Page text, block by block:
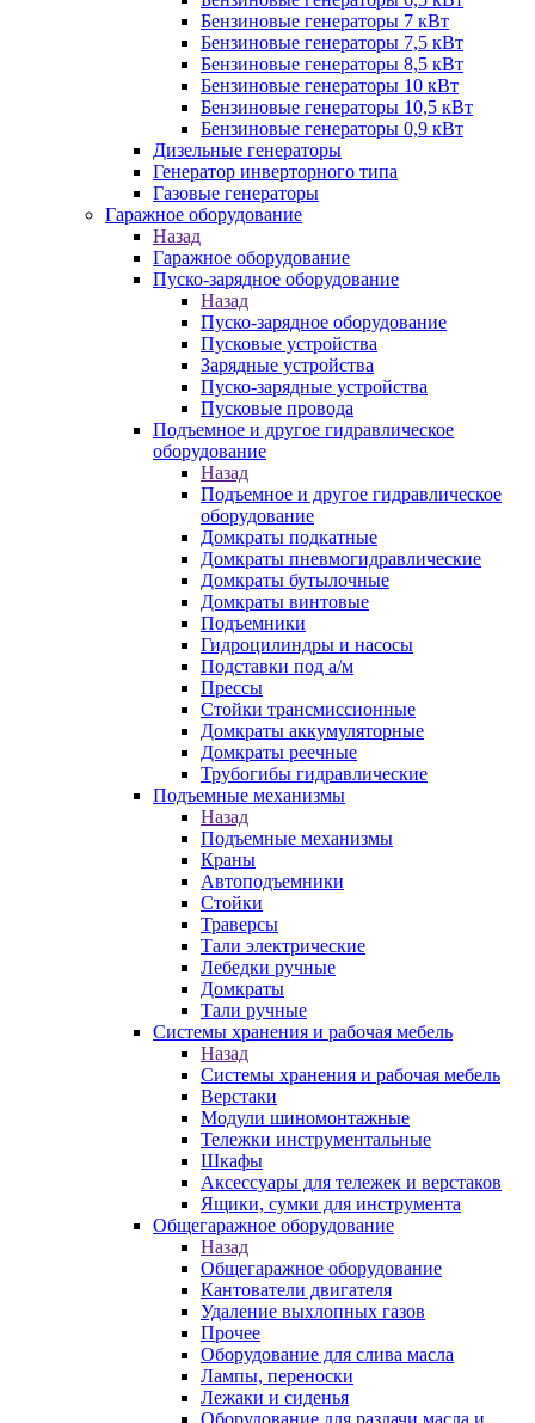
Бензиновые генераторы 7 кВт
Бензиновые генераторы 7,5 кВт
Бензиновые генераторы 8,5 кВт
Бензиновые генераторы 10 кВт
Бензиновые генераторы 10,5 кВт
Бензиновые генераторы 0,9 кВт
Дизельные генераторы
Генератор инверторного типа
Газовые генераторы
Гаражное оборудование
Назад
Гаражное оборудование
Пуско-зарядное оборудование
Назад
Пуско-зарядное оборудование
Пусковые устройства
Зарядные устройства
Пуско-зарядные устройства
Пусковые провода
Подъемное и другое гидравлическое
оборудование
Назад
Подъемное и другое гидравлическое
оборудование
Домкраты подкатные
Домкраты пневмогидравлические
Домкраты бутылочные
Домкраты винтовые
Подъемники
Гидроцилиндры и насосы
Подставки под а/м
Прессы
Стойки трансмиссионные
Домкраты аккумуляторные
Домкраты реечные
Трубогибы гидравлические
Подъемные механизмы
Назад
Подъемные механизмы
Краны
Автоподъемники
Стойки
Траверсы
Тали электрические
Лебедки ручные
Домкраты
Тали ручные
Системы хранения и рабочая мебель
Назад
Системы хранения и рабочая мебель
Верстаки
Модули шиномонтажные
Тележки инструментальные
Шкафы
Аксессуары для тележек и верстаков
Ящики, сумки для инструмента
Общегаражное оборудование
Назад
Общегаражное оборудование
Кантователи двигателя
Удаление выхлопных газов
Прочее
Оборудование для слива масла
Лампы, переноски
Лежаки и сиденья
Оборудование для раздачи масла и